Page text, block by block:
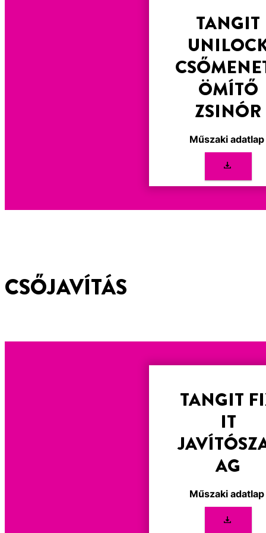
TANGIT
ÖMÍTŐ
ZSINÓR
Műszaki adatlap
CSŐJAVÍTÁS
TANGIT
IT
AG
Műszaki adatlap